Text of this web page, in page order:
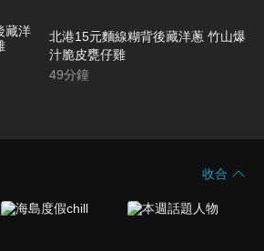
北港15元麵線糊背後藏洋蔥 竹山爆
汁脆皮甕仔雞
49分鐘
收合